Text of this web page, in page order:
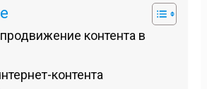
контента в
контента